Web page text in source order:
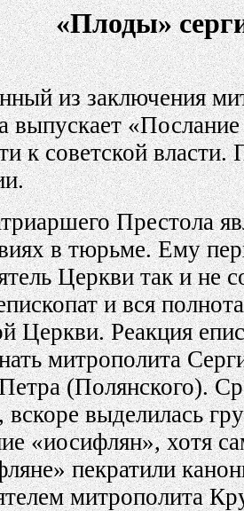
«Плоды»
из заключения
к советской
Престола
в тюрьме. Ему
Церкви так и не
и вся
Церкви. Реакция
митрополита
(Полянского).
выделилась
«иосифлян», хотя
пекратили
митрополита